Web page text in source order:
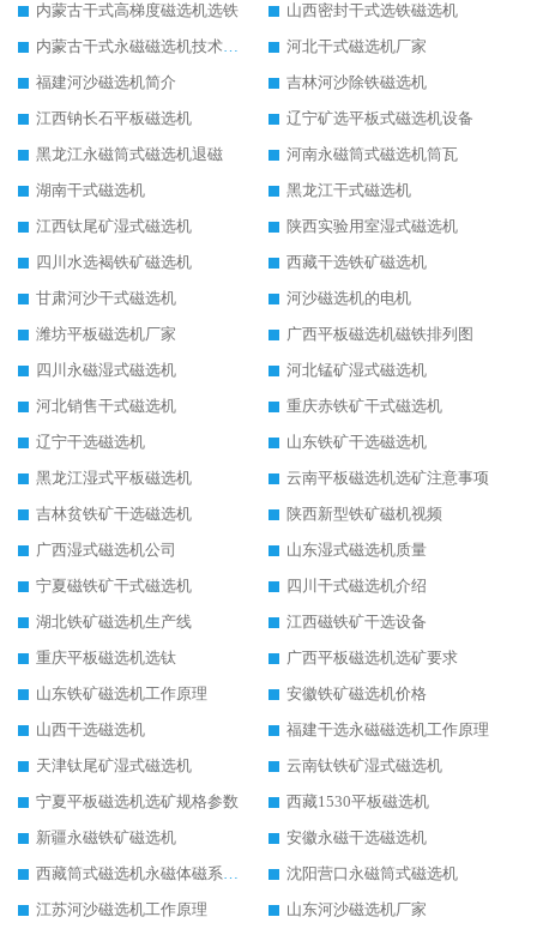
内蒙古干式高梯度磁选机选铁
山西密封干式选铁磁选机
内蒙古干式永磁磁选机技术要求
河北干式磁选机厂家
福建河沙磁选机简介
吉林河沙除铁磁选机
江西钠长石平板磁选机
辽宁矿选平板式磁选机设备
黑龙江永磁筒式磁选机退磁
河南永磁筒式磁选机筒瓦
湖南干式磁选机
黑龙江干式磁选机
江西钛尾矿湿式磁选机
陕西实验用室湿式磁选机
四川水选褐铁矿磁选机
西藏干选铁矿磁选机
甘肃河沙干式磁选机
河沙磁选机的电机
潍坊平板磁选机厂家
广西平板磁选机磁铁排列图
四川永磁湿式磁选机
河北锰矿湿式磁选机
河北销售干式磁选机
重庆赤铁矿干式磁选机
辽宁干选磁选机
山东铁矿干选磁选机
黑龙江湿式平板磁选机
云南平板磁选机选矿注意事项
吉林贫铁矿干选磁选机
陕西新型铁矿磁机视频
广西湿式磁选机公司
山东湿式磁选机质量
宁夏磁铁矿干式磁选机
四川干式磁选机介绍
湖北铁矿磁选机生产线
江西磁铁矿干选设备
重庆平板磁选机选钛
广西平板磁选机选矿要求
山东铁矿磁选机工作原理
安徽铁矿磁选机价格
山西干选磁选机
福建干选永磁磁选机工作原理
天津钛尾矿湿式磁选机
云南钛铁矿湿式磁选机
宁夏平板磁选机选矿规格参数
西藏1530平板磁选机
新疆永磁铁矿磁选机
安徽永磁干选磁选机
西藏筒式磁选机永磁体磁系设计
沈阳营口永磁筒式磁选机
江苏河沙磁选机工作原理
山东河沙磁选机厂家